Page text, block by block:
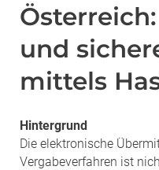
und
mittels
Hintergrund
Die elektronische
Vergabeverfahren ist